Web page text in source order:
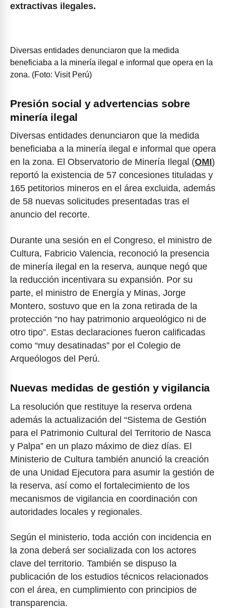
extractivas ilegales.
Diversas entidades denunciaron que la medida
beneficiaba a la minería ilegal e informal que opera en la
zona. (Foto: Visit Perú)
Presión social y advertencias sobre
minería ilegal
Diversas entidades denunciaron que la medida
beneficiaba a la minería ilegal e informal que opera
en la zona. El Observatorio de Minería Ilegal (OMI)
reportó la existencia de 57 concesiones tituladas y
165 petitorios mineros en el área excluida, además
de 58 nuevas solicitudes presentadas tras el
anuncio del recorte.
Durante una sesión en el Congreso, el ministro de
Cultura, Fabricio Valencia, reconoció la presencia
de minería ilegal en la reserva, aunque negó que
la reducción incentivara su expansión. Por su
parte, el ministro de Energía y Minas, Jorge
Montero, sostuvo que en la zona retirada de la
protección “no hay patrimonio arqueológico ni de
otro tipo”. Estas declaraciones fueron calificadas
como “muy desatinadas” por el Colegio de
Arqueólogos del Perú.
Nuevas medidas de gestión y vigilancia
La resolución que restituye la reserva ordena
además la actualización del “Sistema de Gestión
para el Patrimonio Cultural del Territorio de Nasca
y Palpa” en un plazo máximo de diez días. El
Ministerio de Cultura también anunció la creación
de una Unidad Ejecutora para asumir la gestión de
la reserva, así como el fortalecimiento de los
mecanismos de vigilancia en coordinación con
autoridades locales y regionales.
Según el ministerio, toda acción con incidencia en
la zona deberá ser socializada con los actores
clave del territorio. También se dispuso la
publicación de los estudios técnicos relacionados
con el área, en cumplimiento con principios de
transparencia.